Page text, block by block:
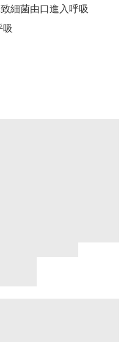
細菌由口進入呼吸
吸